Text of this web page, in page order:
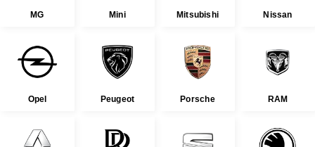
MG Mini Mitsubishi Nissan
Opel Peugeot Porsche RAM